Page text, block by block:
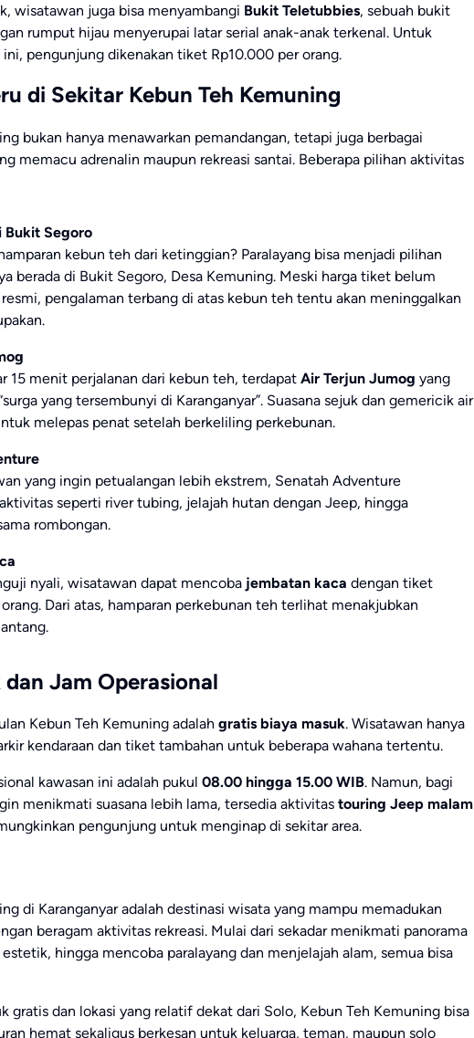
wisatawan juga bisa menyambangi Bukit Teletubbies, sebuah bukit
rumput hijau menyerupai latar serial anak-anak terkenal. Untuk
ini, pengunjung dikenakan tiket Rp10.000 per orang.
di Sekitar Kebun Teh Kemuning
bukan hanya menawarkan pemandangan, tetapi juga berbagai
memacu adrenalin maupun rekreasi santai. Beberapa pilihan aktivitas
Bukit Segoro
kebun teh dari ketinggian? Paralayang bisa menjadi pilihan
berada di Bukit Segoro, Desa Kemuning. Meski harga tiket belum
pengalaman terbang di atas kebun teh tentu akan meninggalkan
15 menit perjalanan dari kebun teh, terdapat Air Terjun Jumog yang
yang tersembunyi di Karanganyar”. Suasana sejuk dan gemericik air
melepas penat setelah berkeliling perkebunan.
yang ingin petualangan lebih ekstrem, Senatah Adventure
seperti river tubing, jelajah hutan dengan Jeep, hingga
rombongan.
nyali, wisatawan dapat mencoba jembatan kaca dengan tiket
Dari atas, hamparan perkebunan teh terlihat menakjubkan
Jam Operasional
Kebun Teh Kemuning adalah gratis biaya masuk. Wisatawan hanya
kendaraan dan tiket tambahan untuk beberapa wahana tertentu.
kawasan ini adalah pukul 08.00 hingga 15.00 WIB. Namun, bagi
menikmati suasana lebih lama, tersedia aktivitas touring Jeep malam
pengunjung untuk menginap di sekitar area.
di Karanganyar adalah destinasi wisata yang mampu memadukan
beragam aktivitas rekreasi. Mulai dari sekadar menikmati panorama
hingga mencoba paralayang dan menjelajah alam, semua bisa
gratis dan lokasi yang relatif dekat dari Solo, Kebun Teh Kemuning bisa
hemat sekaligus berkesan untuk keluarga, teman, maupun solo